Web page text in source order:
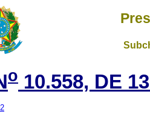
o 10.558, DE